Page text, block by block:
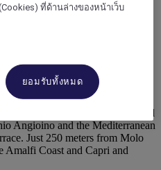
Angioino
is the perfect hotel to
Located in the center, a few
and Piazza del Plebiscito, splendid
Angioino and the Mediterranean
Just 250 meters from Molo
Amalfi Coast and Capri and
ที่ด้านล่างของหน้าเว็บ
ยอมรับทั้งหมด